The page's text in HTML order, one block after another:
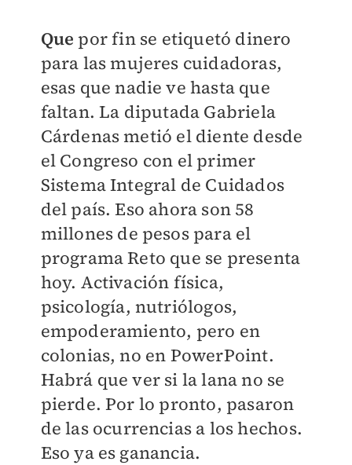
Que por fin se etiquetó dinero
para las mujeres cuidadoras,
esas que nadie ve hasta que
faltan. La diputada Gabriela
Cárdenas metió el diente desde
el Congreso con el primer
Sistema Integral de Cuidados
del país. Eso ahora son 58
millones de pesos para el
programa Reto que se presenta
hoy. Activación física,
psicología, nutriólogos,
empoderamiento, pero en
colonias, no en PowerPoint.
Habrá que ver si la lana no se
pierde. Por lo pronto, pasaron
de las ocurrencias a los hechos.
Eso ya es ganancia.